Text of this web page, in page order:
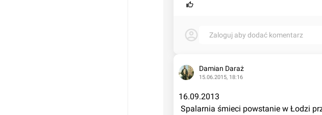
Zaloguj aby dodać komentarz
Damian Daraż
15.06.2015, 18:16
16.09.2013